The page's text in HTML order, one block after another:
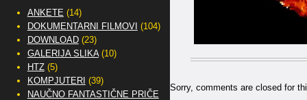
Sorry, comments are closed for
ANKETE (14)
DOKUMENTARNI FILMOVI (104)
DOWNLOAD(23)
GALERIJA SLIKA(10)
HTZ(5)
KOMPJUTERI (39)
NAUČNO FANTASTIČNE PRIČE